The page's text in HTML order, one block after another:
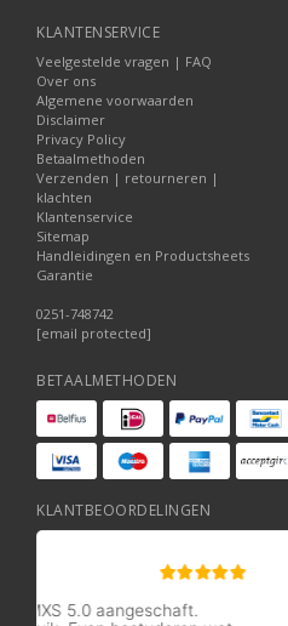
KLANTENSERVICE
Veelgestelde vragen | FAQ
Over ons
Algemene voorwaarden
Disclaimer
Privacy Policy
Betaalmethoden
Verzenden | retourneren |
klachten
Klantenservice
Sitemap
Handleidingen en Productsheets
Garantie
0251-748742
[email protected]
BETAALMETHODEN
KLANTBEOORDELINGEN